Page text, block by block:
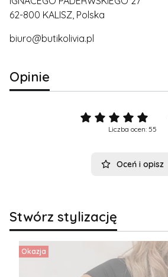
62-800 KALISZ, Polska
biuro@butikolivia.pl
Opinie
Liczba ocen: 55
Oceń i opisz
Stwórz stylizację
Okazja